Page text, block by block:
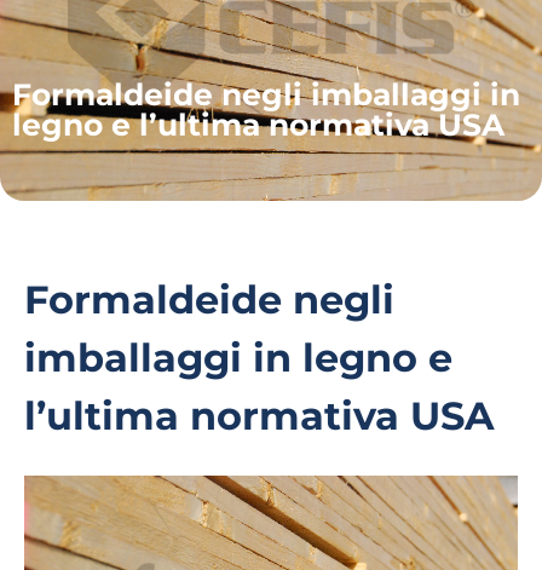
Formaldeide negli imballaggi in
legno e l’ultima normativa USA
Formaldeide negli
imballaggi in legno e
l’ultima normativa USA